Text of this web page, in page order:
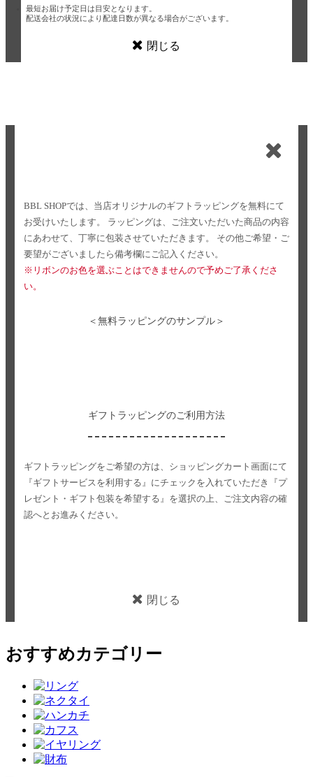
最短お届け予定日は目安となります。
配送会社の状況により配達日数が異なる場合がございます。
閉じる
BBL SHOPでは、当店オリジナルのギフトラッピングを無料にて
お受けいたします。
ラッピングは、ご注文いただいた商品の内容
にあわせて、丁寧に包装させていただきます。
その他ご希望・ご
要望がございましたら備考欄にご記入ください。
※リボンのお色を選ぶことはできませんので予めご了承くださ
い。
＜無料ラッピングのサンプル＞
ギフトラッピングのご利用方法
ギフトラッピングをご希望の方は、ショッピングカート画面にて
『ギフトサービスを利用する』にチェックを入れていただき
『プ
レゼント・ギフト包装を希望する』を選択の上、ご注文内容の確
認へとお進みください。
閉じる
おすすめカテゴリー